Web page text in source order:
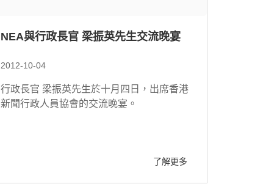
NEA與行政長官 梁振英先生交流晚宴
2012-10-04
行政長官 梁振英先生於十月四日，出席香港
新聞行政人員協會的交流晚宴。
了解更多